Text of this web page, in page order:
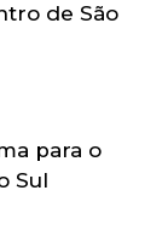
de São
para o
Sul